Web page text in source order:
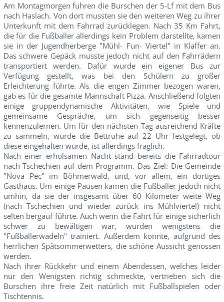
Am Montagmorgen fuhren die Burschen der 5-Lf mit dem Bus
nach Haslach. Von dort mussten sie den weiteren Weg zu ihrer
Unterkunft mit dem Fahrrad zurücklegen. Nach 35 Km Fahrt,
die für die Fußballer allerdings kein Problem darstellte, kamen
sie in der Jugendherberge "Mühl- Fun- Viertel" in Klaffer an.
Das schwere Gepäck musste jedoch nicht auf den Fahrrädern
transportiert werden. Dafür wurde ein eigener Bus zur
Verfügung gestellt, was bei den Schülern zu großer
Erleichterung führte. Als die engen Zimmer bezogen waren,
gab es für die gesamte Mannschaft Pizza. Anschließend folgten
einige gruppendynamische Aktivitäten, wie Spiele und
gemeinsame Gespräche, um sich gegenseitig besser
kennenzulernen. Um für den nächsten Tag ausreichend Kräfte
zu sammeln, wurde die Bettruhe auf 22 Uhr festgelegt, ob
diese eingehalten wurde, ist allerdings fraglich.
Nach einer erholsamen Nacht stand bereits die Fahrradtour
nach Tschechien auf dem Programm. Das Ziel: Die Gemeinde
"Nova Pec" im Böhmerwald, und, vor allem, ein dortiges
Gasthaus. Um einige Pausen kamen die Fußballer jedoch nicht
umhin, da sie der insgesamt über 60 Kilometer weite Weg
(nach Tschechien und wieder zurück ins Mühlviertel) nicht
selten bergauf führte. Auch wenn die Fahrt für einige sicherlich
schwer zu bewältigen war, wurden wenigstens die
"Fußballerwadeln" trainiert. Außerdem konnte, aufgrund des
herrlichen Spätsommerwetters, die schöne Aussicht genossen
werden.
Nach ihrer Rückkehr und einem Abendessen, welches leider
nur den Wenigsten richtig schmeckte, vertrieben sich die
Burschen ihre freie Zeit natürlich mit Fußballspielen oder
Tischtennis.